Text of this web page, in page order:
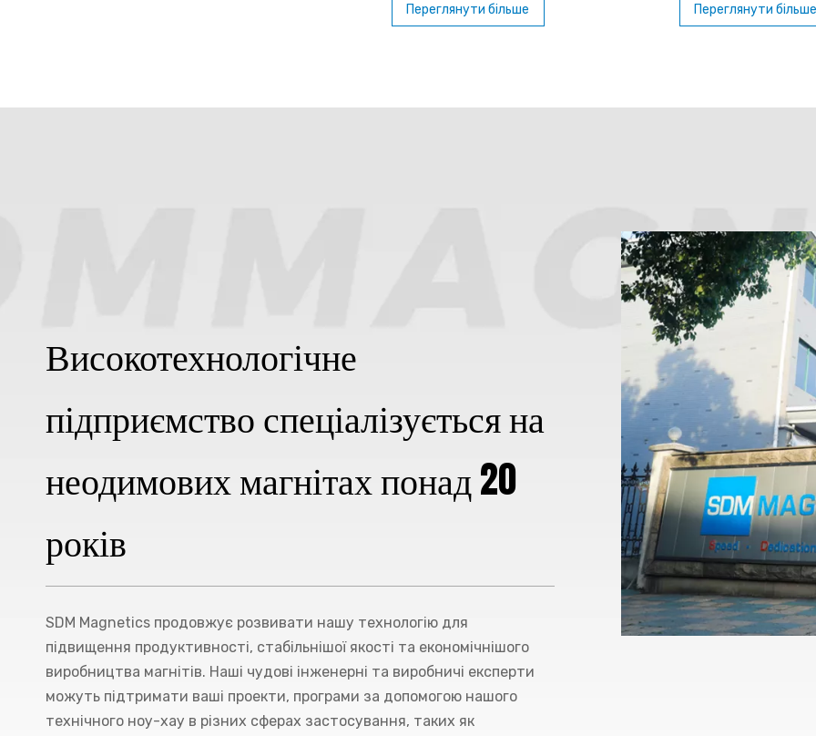
володіє найсильнішою магнітною
Переглянути більше
їх ідеальними для
Переглянути більше
Високотехнологічне
підприємство спеціалізується на
неодимових магнітах понад 20
років
SDM Magnetics продовжує розвивати нашу технологію для
підвищення продуктивності, стабільнішої якості та економічнішого
виробництва магнітів. Наші чудові інженерні та виробничі експерти
можуть підтримати ваші проекти, програми за допомогою нашого
технічного ноу-хау в різних сферах застосування, таких як